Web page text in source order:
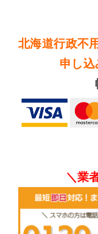
北海道行政不
申し
＼業